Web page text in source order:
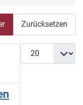
Zurücksetzen
Anzeige #